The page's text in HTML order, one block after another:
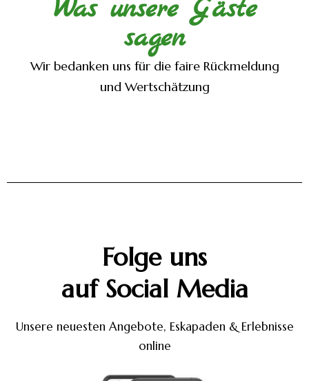
Was unsere Gäste
sagen
Wir bedanken uns für die faire Rückmeldung
und Wertschätzung
Folge uns
auf Social Media
Unsere neuesten Angebote, Eskapaden & Erlebnisse
online